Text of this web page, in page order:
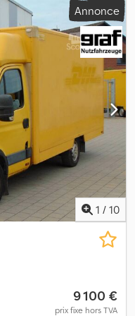
Annonce
1 / 10
9 100 €
prix fixe hors TVA